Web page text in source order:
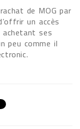
de MOG par
un accès
achetant ses
peu comme il